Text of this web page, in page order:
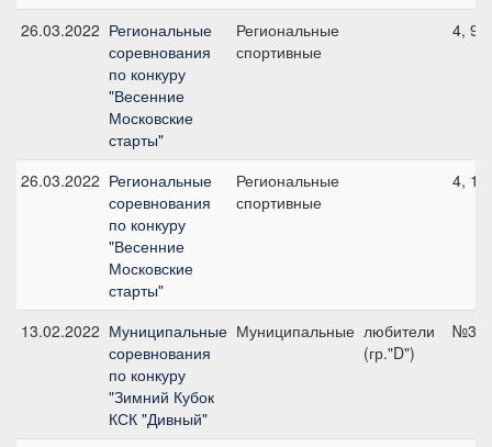
26.03.2022 Региональные
соревнования
по конкуру
"Весенние
Московские
старты"
Региональные
спортивные
4,
26.03.2022 Региональные
соревнования
по конкуру
"Весенние
Московские
старты"
Региональные
спортивные
4,
13.02.2022 Муниципальные
соревнования
по конкуру
"Зимний Кубок
КСК "Дивный"
Муниципальные любители
(гр."D")
№3,